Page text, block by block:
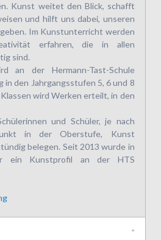
Kunst weitet den Blick, schafft
und hilft uns dabei, unseren
Im Kunstunterricht werden
erfahren, die in allen
sind.
an der Hermann-Tast-Schule
in den Jahrgangsstufen 5, 6 und 8
wird Werken erteilt, in den
und Schüler, je nach
in der Oberstufe, Kunst
belegen. Seit 2013 wurde in
ein Kunstprofil an der HTS